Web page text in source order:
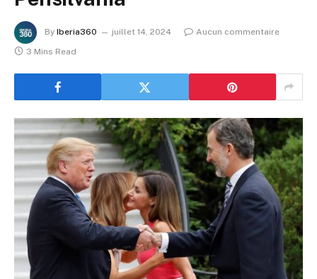
By Iberia360 juillet 14, 2024
Aucun commentaire
3 Mins Read